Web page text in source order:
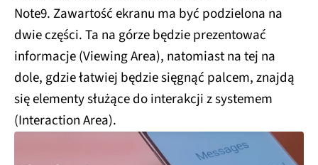
Note9. Zawartość ekranu ma być podzielona na
dwie części. Ta na górze będzie prezentować
informacje (Viewing Area), natomiast na tej na
dole, gdzie łatwiej będzie sięgnąć palcem, znajdą
się elementy służące do interakcji z systemem
(Interaction Area).